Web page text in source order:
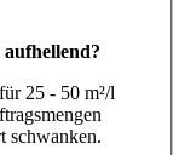
25 - 50 m²/l
schwanken.